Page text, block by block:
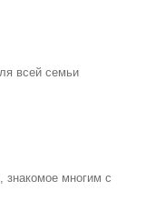
всей семьи
знакомое многим с